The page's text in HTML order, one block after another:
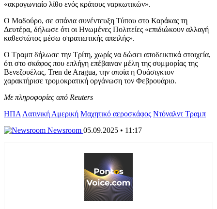
«ακρογωνιαίο λίθο ενός κράτους ναρκωτικών».
Ο Μαδούρο, σε σπάνια συνέντευξη Τύπου στο Καράκας τη
Δευτέρα, δήλωσε ότι οι Ηνωμένες Πολιτείες «επιδιώκουν αλλαγή
καθεστώτος μέσω στρατιωτικής απειλής».
Ο Τραμπ δήλωσε την Τρίτη, χωρίς να δώσει αποδεικτικά στοιχεία,
ότι στο σκάφος που επλήγη επέβαιναν μέλη της συμμορίας της
Βενεζουέλας, Tren de Aragua, την οποία η Ουάσιγκτον
χαρακτήρισε τρομοκρατική οργάνωση τον Φεβρουάριο.
Με πληροφορίες από Reuters
ΗΠΑ Λατινική Αμερική Μαχητικό αεροσκάφος Ντόναλντ Τραμπ
Newsroom 05.09.2025 • 11:17